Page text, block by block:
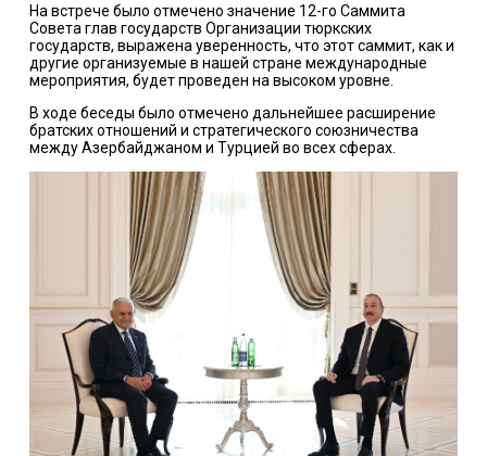
На встрече было отмечено значение 12-го Саммита
Совета глав государств Организации тюркских
государств, выражена уверенность, что этот саммит, как и
другие организуемые в нашей стране международные
мероприятия, будет проведен на высоком уровне.
В ходе беседы было отмечено дальнейшее расширение
братских отношений и стратегического союзничества
между Азербайджаном и Турцией во всех сферах.